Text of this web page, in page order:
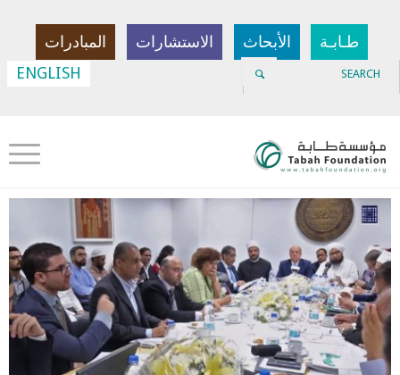
طـابـة الأبحاث الاستشارات المبادرات
ENGLISH